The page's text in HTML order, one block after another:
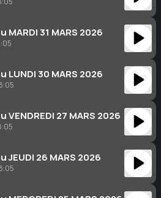
MARDI 31 MARS 2026
LUNDI 30 MARS 2026
VENDREDI 27 MARS 2026
JEUDI 26 MARS 2026